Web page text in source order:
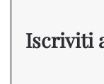
Iscriviti